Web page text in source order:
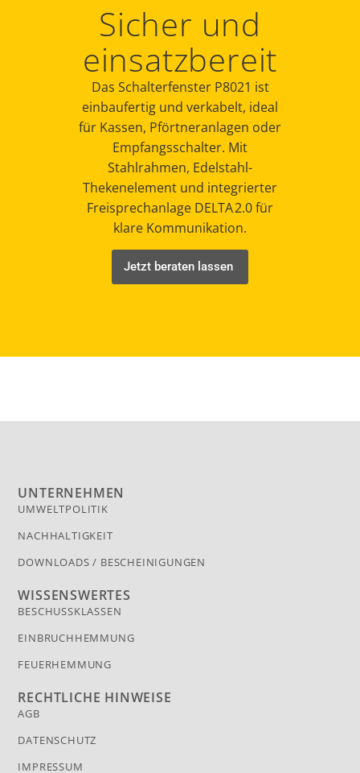
Sicher und
einsatzbereit
Das Schalterfenster P8021 ist
einbaufertig und verkabelt, ideal
für Kassen, Pförtneranlagen oder
Empfangsschalter. Mit
Stahlrahmen, Edelstahl-
Thekenelement und integrierter
Freisprechanlage DELTA 2.0 für
klare Kommunikation.
Jetzt beraten lassen
UNTERNEHMEN
UMWELTPOLITIK
NACHHALTIGKEIT
DOWNLOADS / BESCHEINIGUNGEN
WISSENSWERTES
BESCHUSSKLASSEN
EINBRUCHHEMMUNG
FEUERHEMMUNG
RECHTLICHE HINWEISE
AGB
DATENSCHUTZ
IMPRESSUM